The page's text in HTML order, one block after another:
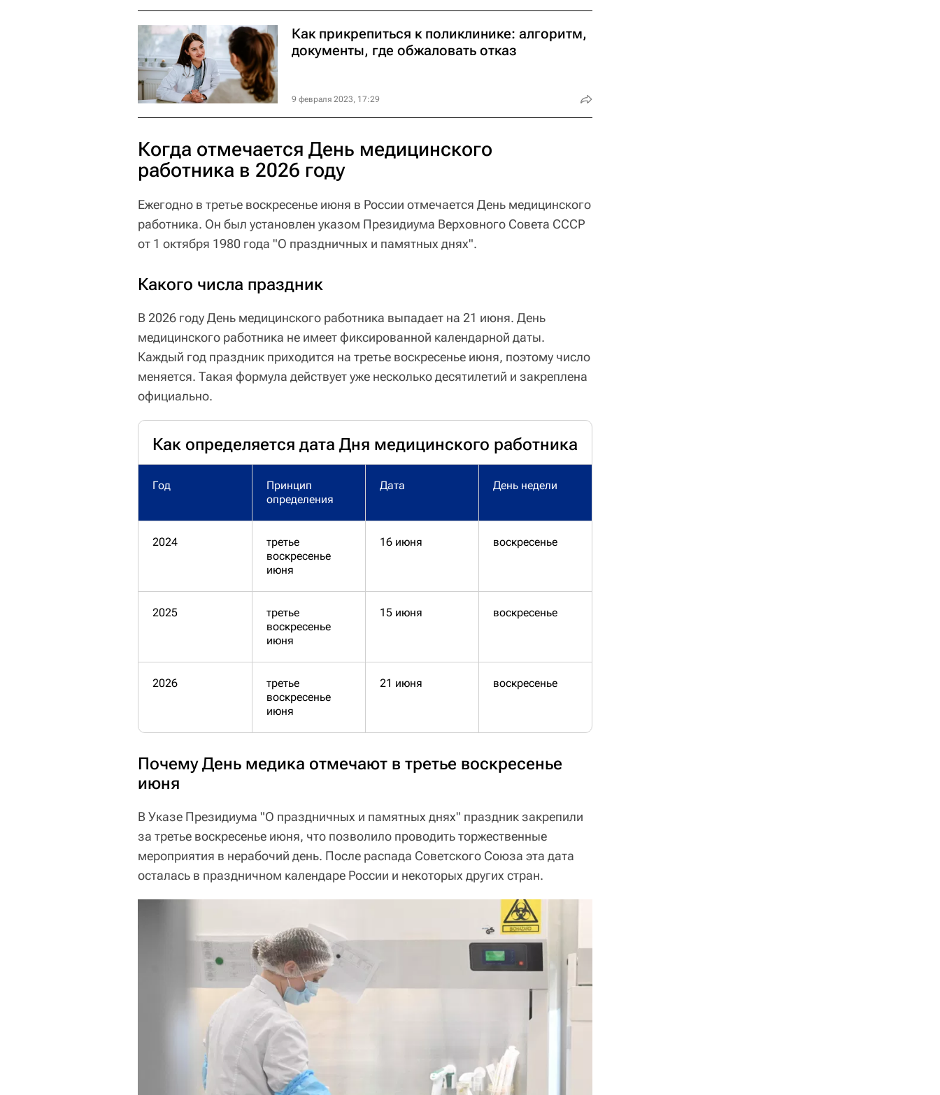
Как прикрепиться к поликлинике: алгоритм,
документы, где обжаловать отказ
9 февраля 2023, 17:29
Когда отмечается День медицинского
работника в 2026 году
Ежегодно в третье воскресенье июня в России отмечается День медицинского
работника. Он был установлен указом Президиума Верховного Совета СССР
от 1 октября 1980 года "О праздничных и памятных днях".
Какого числа праздник
В 2026 году День медицинского работника выпадает на 21 июня. День
медицинского работника не имеет фиксированной календарной даты.
Каждый год праздник приходится на третье воскресенье июня, поэтому число
меняется. Такая формула действует уже несколько десятилетий и закреплена
официально.
Как определяется дата Дня медицинского работника
Год
Принцип
определения
Дата День недели
2024
третье
воскресенье
июня
16 июня воскресенье
2025
третье
воскресенье
июня
15 июня воскресенье
2026
третье
воскресенье
июня
21 июня воскресенье
Почему День медика отмечают в третье воскресенье
июня
В Указе Президиума "О праздничных и памятных днях" праздник закрепили
за третье воскресенье июня, что позволило проводить торжественные
мероприятия в нерабочий день. После распада Советского Союза эта дата
осталась в праздничном календаре России и некоторых других стран.